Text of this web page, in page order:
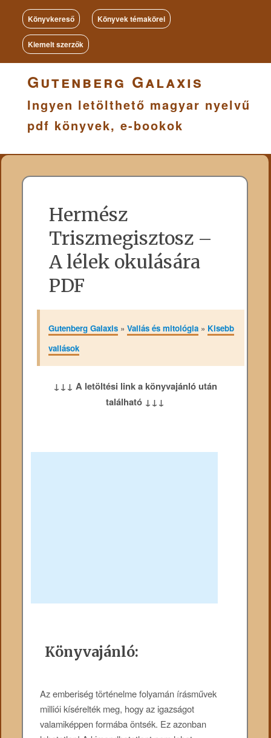
Könyvkereső Könyvek témakörei
Kiemelt szerzők
Gutenberg Galaxis
Ingyen letölthető magyar nyelvű
pdf könyvek, e-bookok
Hermész
Triszmegisztosz –
A lélek okulására
PDF
Gutenberg Galaxis» Vallás és mitológia» Kisebb
vallások
↓↓↓ A letöltési link a könyvajánló után
található ↓↓↓
Könyvajánló:
Az emberiség történelme folyamán írásművek
milliói kísérelték meg, hogy az igazságot
valamiképpen formába öntsék. Ez azonban